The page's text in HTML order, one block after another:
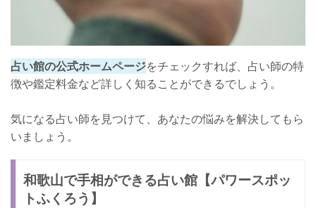
占い館の公式ホームページをチェックすれば、占い師の特
徴や鑑定料金など詳しく知ることができるでしょう。
気になる占い師を見つけて、あなたの悩みを解決してもら
いましょう。
和歌山で手相ができる占い館【パワースポッ
トふくろう】